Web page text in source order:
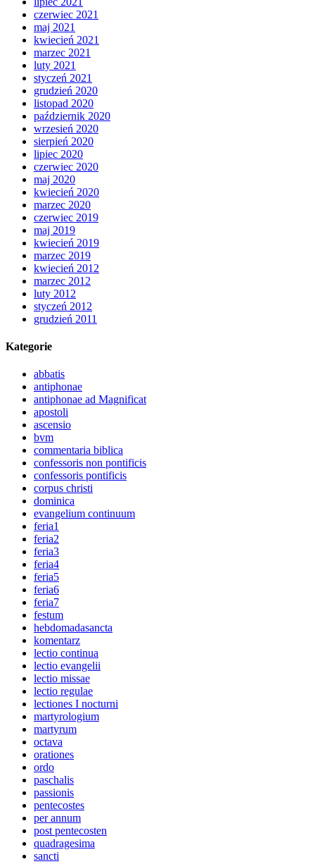
czerwiec 2021
maj 2021
kwiecień 2021
marzec 2021
luty 2021
styczeń 2021
grudzień 2020
listopad 2020
październik 2020
wrzesień 2020
sierpień 2020
lipiec 2020
czerwiec 2020
maj 2020
kwiecień 2020
marzec 2020
czerwiec 2019
maj 2019
kwiecień 2019
marzec 2019
kwiecień 2012
marzec 2012
luty 2012
styczeń 2012
grudzień 2011
Kategorie
abbatis
antiphonae
antiphonae ad Magnificat
apostoli
ascensio
bvm
commentaria biblica
confessoris non pontificis
confessoris pontificis
corpus christi
dominica
evangelium continuum
feria1
feria2
feria3
feria4
feria5
feria6
feria7
festum
hebdomadasancta
komentarz
lectio continua
lectio evangelii
lectio missae
lectio regulae
lectiones I nocturni
martyrologium
martyrum
octava
orationes
ordo
paschalis
passionis
pentecostes
per annum
post pentecosten
quadragesima
sancti